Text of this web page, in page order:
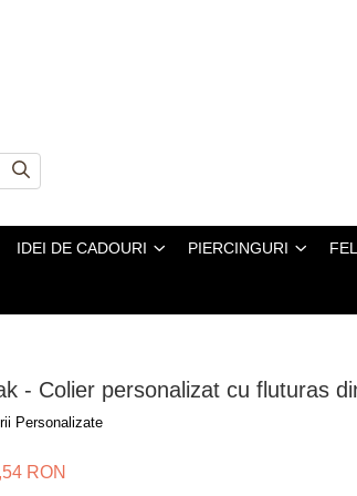
IDEI DE CADOURI PIERCINGURI
- Colier personalizat cu fluturas
Personalizate
RON